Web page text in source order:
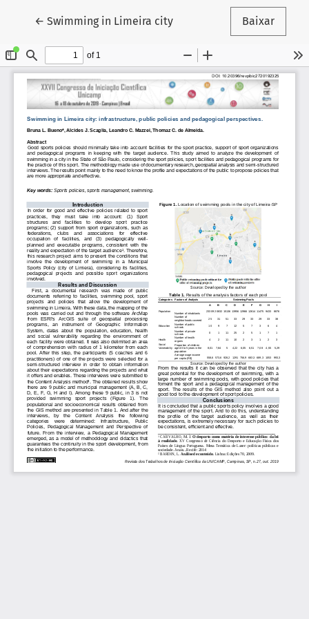
← Voltar aos Detalhes do Artigo
Swimming in Limeira city Baixar